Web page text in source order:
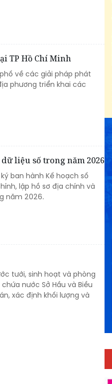
TP Hồ Chí Minh
về các giải pháp phát
phương triển khai các
liệu số trong năm 2026
ban hành Kế hoạch số
lập hồ sơ địa chính và
năm 2026.
tưới, sinh hoạt và phòng
nước Sở Hầu và Biều
xác định khối lượng và